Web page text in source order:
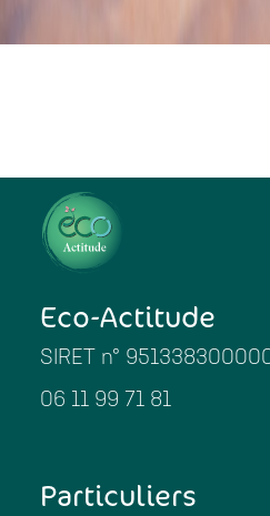
Eco-Actitude
SIRET n°
06 11 99 71 81
Particuliers